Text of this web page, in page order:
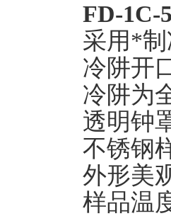
FD-1C-
采用*
冷阱开
冷阱为
透明钟
不锈钢
外形美
样品温